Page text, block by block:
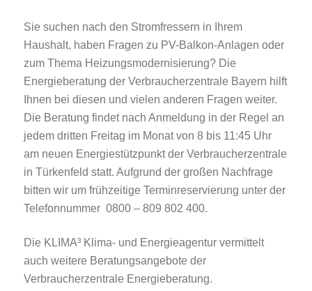
Sie suchen nach den Stromfressern in Ihrem
Haushalt, haben Fragen zu PV-Balkon-Anlagen oder
zum Thema Heizungsmodernisierung? Die
Energieberatung der Verbraucherzentrale Bayern hilft
Ihnen bei diesen und vielen anderen Fragen weiter.
Die Beratung findet nach Anmeldung in der Regel an
jedem dritten Freitag im Monat von 8 bis 11:45 Uhr
am neuen Energiestützpunkt der Verbraucherzentrale
in Türkenfeld statt. Aufgrund der großen Nachfrage
bitten wir um frühzeitige Terminreservierung unter der
Telefonnummer 0800 – 809 802 400.
Die KLIMA³ Klima- und Energieagentur vermittelt
auch weitere Beratungsangebote der
Verbraucherzentrale Energieberatung.